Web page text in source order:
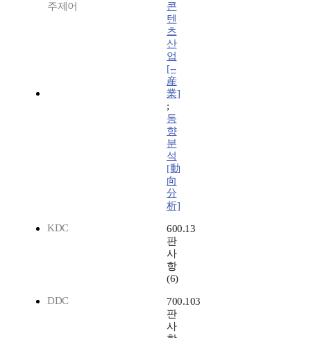
주제어
콘
텐
츠
산
업
[--
産
業]
;
동
향
분
석
[動
向
分
析]
KDC
600.13
판
사
항
(6)
DDC
700.103
판
사